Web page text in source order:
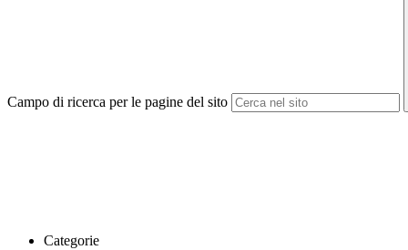
Campo di ricerca per le pagine del sito
Categorie